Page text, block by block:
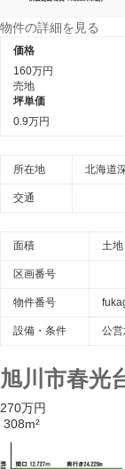
物件の詳細を見る
価格
160万円
売地
坪単価
0.9万円
所在地 北海道
交通
面積 土地
区画番号
物件番号
設備・条件 公営
旭川市春光
270万円
308m²